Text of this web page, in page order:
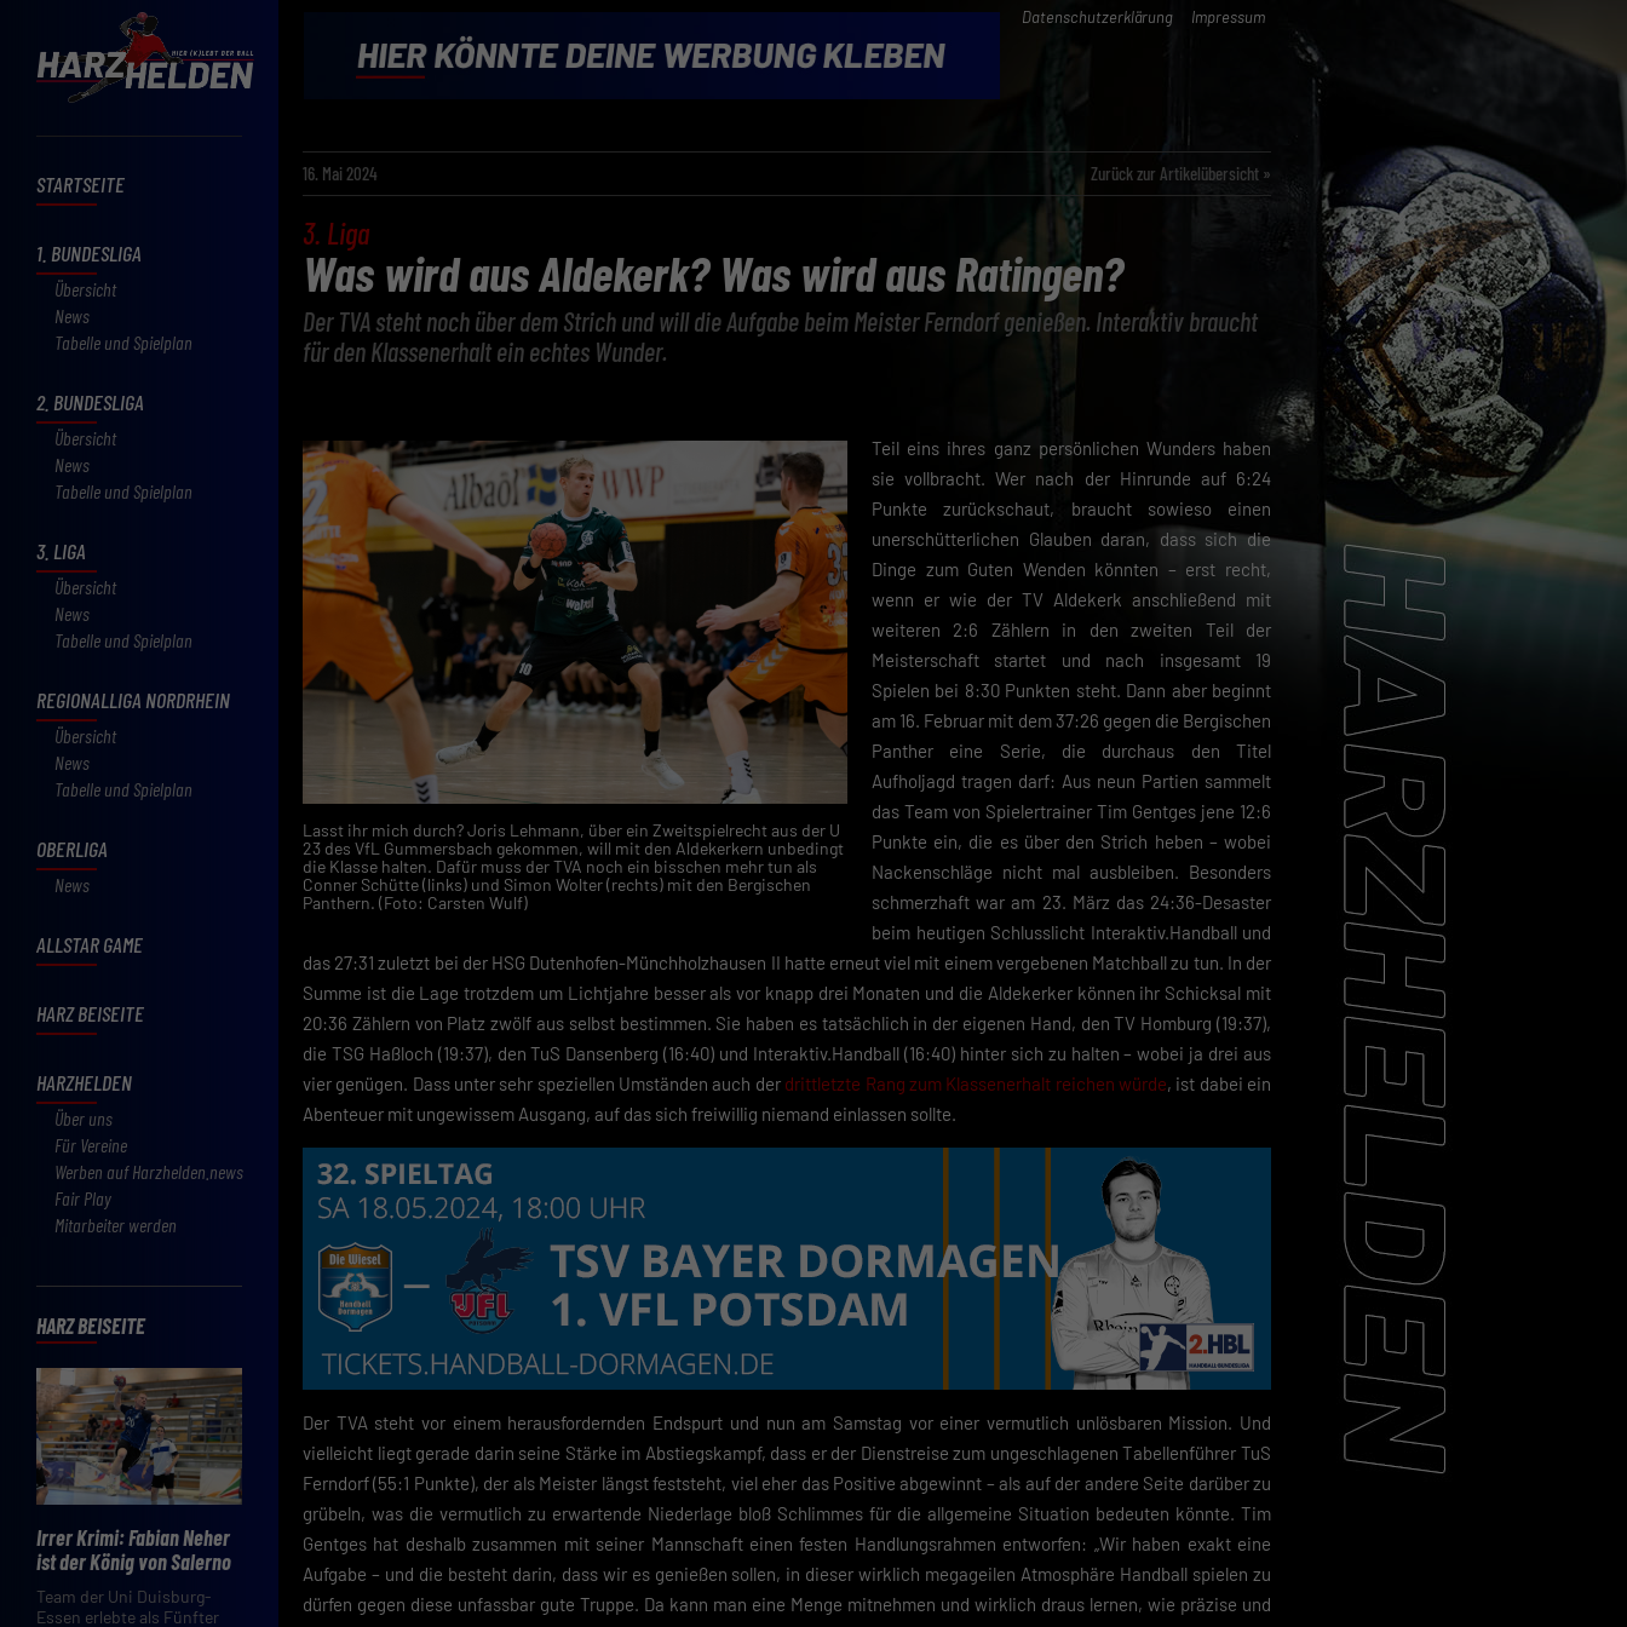
STARTSEITE
1. BUNDESLIGA
Übersicht
News
Tabelle und Spielplan
2. BUNDESLIGA
Übersicht
News
Tabelle und Spielplan
3. LIGA
Übersicht
News
Tabelle und Spielplan
REGIONALLIGA NORDRHEIN
Übersicht
News
Tabelle und Spielplan
OBERLIGA
News
ALLSTAR GAME
HARZ BEISEITE
HARZHELDEN
Über uns
Für Vereine
Werben auf Harzhelden.news
Fair Play
Mitarbeiter werden
HARZ BEISEITE
Irrer Krimi: Fabian Neher
ist der König von Salerno
Team der Uni Duisburg-
Essen erlebte als Fünfter
Datenschutzerklärung Impressum
16. Mai 2024 Zurück zur Artikelübersicht »
3. Liga
Was wird aus Aldekerk? Was wird aus Ratingen?
Der TVA steht noch über dem Strich und will die Aufgabe beim Meister Ferndorf genießen. Interaktiv braucht
für den Klassenerhalt ein echtes Wunder.
Lasst ihr mich durch? Joris Lehmann, über ein Zweitspielrecht aus der U
23 des VfL Gummersbach gekommen, will mit den Aldekerkern unbedingt
die Klasse halten. Dafür muss der TVA noch ein bisschen mehr tun als
Conner Schütte (links) und Simon Wolter (rechts) mit den Bergischen
Panthern. (Foto: Carsten Wulf)
Teil eins ihres ganz persönlichen Wunders haben
sie vollbracht. Wer nach der Hinrunde auf 6:24
Punkte zurückschaut, braucht sowieso einen
unerschütterlichen Glauben daran, dass sich die
Dinge zum Guten Wenden könnten – erst recht,
wenn er wie der TV Aldekerk anschließend mit
weiteren 2:6 Zählern in den zweiten Teil der
Meisterschaft startet und nach insgesamt 19
Spielen bei 8:30 Punkten steht. Dann aber beginnt
am 16. Februar mit dem 37:26 gegen die Bergischen
Panther eine Serie, die durchaus den Titel
Aufholjagd tragen darf: Aus neun Partien sammelt
das Team von Spielertrainer Tim Gentges jene 12:6
Punkte ein, die es über den Strich heben – wobei
Nackenschläge nicht mal ausbleiben. Besonders
schmerzhaft war am 23. März das 24:36-Desaster
beim heutigen Schlusslicht Interaktiv.Handball und
das 27:31 zuletzt bei der HSG Dutenhofen-Münchholzhausen II hatte erneut viel mit einem vergebenen Matchball zu tun. In der
Summe ist die Lage trotzdem um Lichtjahre besser als vor knapp drei Monaten und die Aldekerker können ihr Schicksal mit
20:36 Zählern von Platz zwölf aus selbst bestimmen. Sie haben es tatsächlich in der eigenen Hand, den TV Homburg (19:37),
die TSG Haßloch (19:37), den TuS Dansenberg (16:40) und Interaktiv.Handball (16:40) hinter sich zu halten – wobei ja drei aus
vier genügen. Dass unter sehr speziellen Umständen auch der drittletzte Rang zum Klassenerhalt reichen würde, ist dabei ein
Abenteuer mit ungewissem Ausgang, auf das sich freiwillig niemand einlassen sollte.
Der TVA steht vor einem herausfordernden Endspurt und nun am Samstag vor einer vermutlich unlösbaren Mission. Und
vielleicht liegt gerade darin seine Stärke im Abstiegskampf, dass er der Dienstreise zum ungeschlagenen Tabellenführer TuS
Ferndorf (55:1 Punkte), der als Meister längst feststeht, viel eher das Positive abgewinnt – als auf der andere Seite darüber zu
grübeln, was die vermutlich zu erwartende Niederlage bloß Schlimmes für die allgemeine Situation bedeuten könnte. Tim
Gentges hat deshalb zusammen mit seiner Mannschaft einen festen Handlungsrahmen entworfen: „Wir haben exakt eine
Aufgabe – und die besteht darin, dass wir es genießen sollen, in dieser wirklich megageilen Atmosphäre Handball spielen zu
dürfen gegen diese unfassbar gute Truppe. Da kann man eine Menge mitnehmen und wirklich draus lernen, wie präzise und